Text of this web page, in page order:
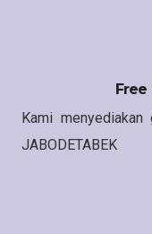
Kami
JABODETABEK